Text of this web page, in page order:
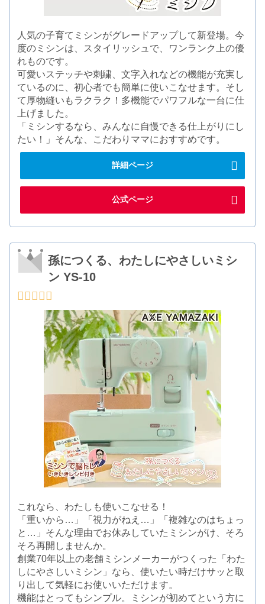
人気の子育てミシンがグレードアップして新登場。今
度のミシンは、スタイリッシュで、ワンランク上の優
れものです。
可愛いステッチや刺繍、文字入れなどの機能が充実し
ているのに、初心者でも簡単に使いこなせます。そし
て厚物縫いもラクラク！多機能でパワフルな一台に仕
上げました。
「ミシンするなら、みんなに自慢できる仕上がりにし
たい！」そんな、こだわりママにおすすめです。
詳細ページ
公式ページ
孫につくる、わたしにやさしいミシ
ン YS-10
これなら、わたしも使いこなせる！
「重いから…」「視力がねえ…」「複雑なのはちょっ
と…」そんな理由でお休みしていたミシンがけ、そろ
そろ再開しませんか。
創業70年以上の老舗ミシンメーカーがつくった「わた
しにやさしいミシン」なら、使いたい時だけサッと取
り出して気軽にお使いいただけます。
機能はとってもシンプル。ミシンが初めてという方に